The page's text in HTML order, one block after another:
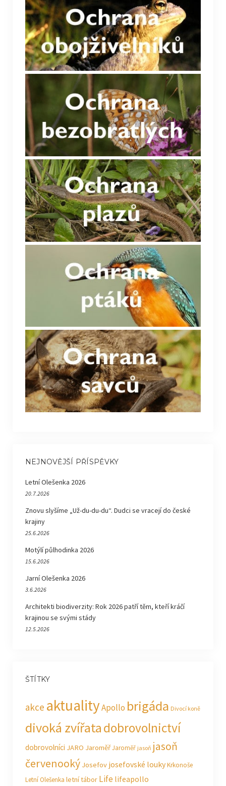
NEJNOVĚJŠÍ PŘÍSPĚVKY
Letní Olešenka 2026
20.7.2026
Znovu slyšíme „Už-du-du-du“. Dudci se vracejí do české
krajiny
25.6.2026
Motýlí půlhodinka 2026
15.6.2026
Jarní Olešenka 2026
3.6.2026
Architekti biodiverzity: Rok 2026 patří těm, kteří kráčí
krajinou se svými stády
12.5.2026
ŠTÍTKY
akce aktualityApollo brigáda Divocí koně
divoká zvířatadobrovolnictví
dobrovolníci JARO JaroměřJaroměř jasoň jasoň
červenooký Josefov josefovské loukyKrkonoše
Letní Olešenka letní tábor Life lifeapollo